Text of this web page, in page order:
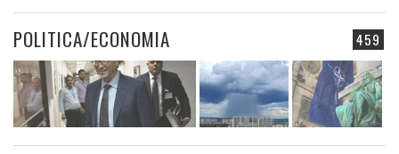
459
POLITICA/ECONOMIA